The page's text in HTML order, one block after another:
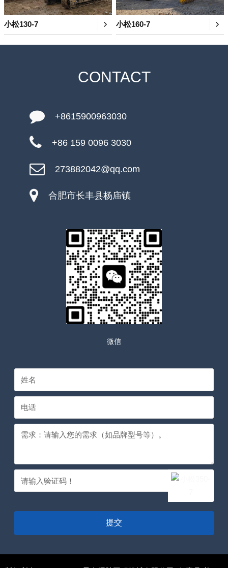
小松130-7 小松160-7
CONTACT
+8615900963030
+86 159 0096 3030
273882042@qq.com
合肥市长丰县杨庙镇
微信
提交